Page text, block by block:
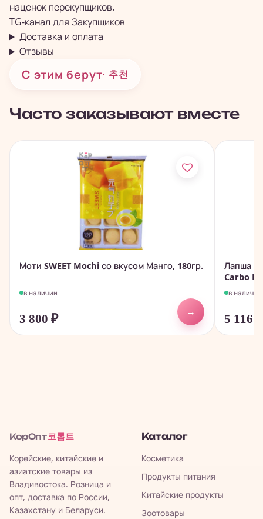
наценок перекупщиков.
TG-канал для Закупщиков
Доставка и оплата
Отзывы
С этим берут· 추천
Часто заказывают вместе
Моти SWEET Mochi со вкусом Манго, 180гр.
в наличии
3 800 ₽
→
Лапша
Carbo
в наличии
5 116
КорОпт 코롭트
Корейские, китайские и
азиатские товары из
Владивостока. Розница и
опт, доставка по России,
Казахстану и Беларуси.
Каталог
Косметика
Продукты питания
Китайские продукты
Зоотовары